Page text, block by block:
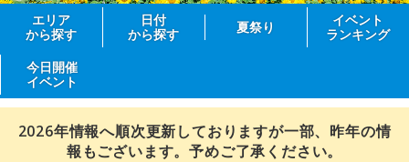
エリア
から探す
日付
から探す
夏祭り
イベント
ランキング
今日開催
イベント
2026年情報へ順次更新しておりますが一部、昨年の情
報もございます。予めご了承ください。